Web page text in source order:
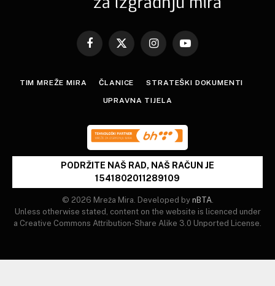
Facebook
X
InstagramYouTube
TIM MREŽE MIRA ČLANICE STRATEŠKI DOKUMENTI
UPRAVNA TIJELA
PODRŽITE NAŠ RAD, NAŠ RAČUN JE
1541802011289109
© 2026 Mreža Mira. Developed by nBTA.
Unless otherwise stated, content on the website is licenced under
a Creative Commons Attribution-Share Alike 3.0 Unported License.